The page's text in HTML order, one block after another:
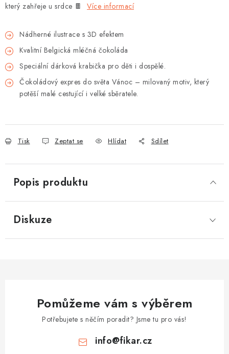
který zahřeje u srdce 🍫 Více informací
Nádherné ilustrace s 3D efektem
Kvalitní Belgická mléčná čokoláda
Speciální dárková krabička pro děti i dospělé.
Čokoládový expres do světa Vánoc – milovaný motiv, který
potěší malé cestující i velké sběratele.
Tisk Zeptat se Hlídat Sdílet
Popis produktu
Diskuze
Pomůžeme vám s výběrem
Potřebujete s něčím poradit? Jsme tu pro vás!
info@fikar.cz